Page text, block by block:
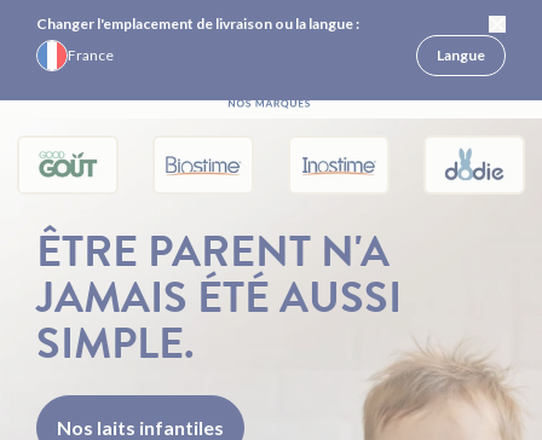
Passer au contenu
Changer l'emplacement de livraison ou la langue :France
France
Langue
Nos formules ne contiennent pas l'huile ARA des industriels concernés.
ÊTRE PARENT N'A
JAMAIS ÉTÉ AUSSI
SIMPLE.
Nos laits infantiles